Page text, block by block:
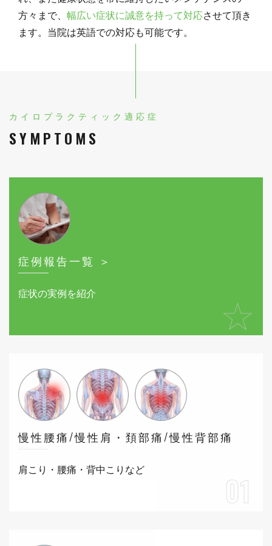
方々まで、 幅広い症状に誠意を持って対応させて頂き
ます。当院は英語での対応も可能です。
カイロプラクティック適応症
SYMPTOMS
症例報告一覧 ＞
症状の実例を紹介
★
慢性腰痛/慢性肩・頚部痛/慢性背部痛
肩こり・腰痛・背中こりなど
01